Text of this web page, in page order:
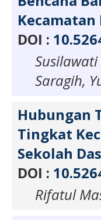
Kecamatan
DOI :
Saragih,
Hubungan
Tingkat
Sekolah
DOI :
Rifatul